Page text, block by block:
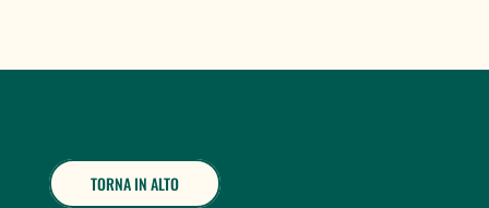
TORNA IN ALTO